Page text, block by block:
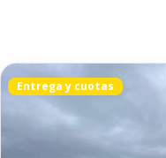
Entrega y cuotas